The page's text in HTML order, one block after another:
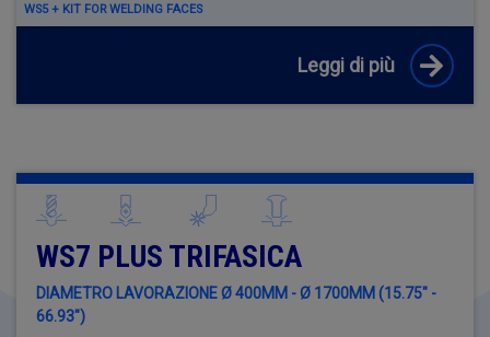
WS5 + KIT FOR WELDING FACES
Leggi di più
WS7 PLUS TRIFASICA
DIAMETRO LAVORAZIONE Ø 400MM - Ø 1700MM (15.75" -
66.93")